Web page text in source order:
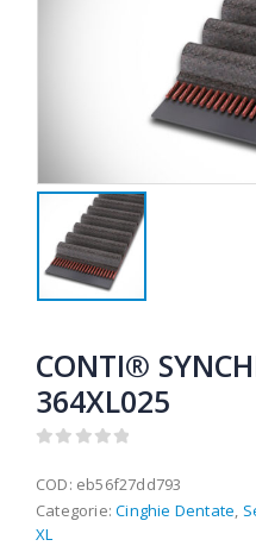
CONTI®
364XL025
COD: eb56f27dd793
Categorie:Cinghie Dentate
XL